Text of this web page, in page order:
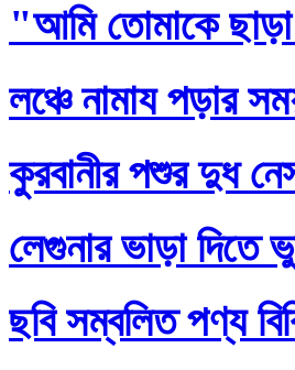
"আমি তোমাকে
লঞ্চে নামায পড়ার
কুরবানীর পশুর দুধ
লেগুনার ভাড়া দিতে
ছবি সম্বলিত পণ্য